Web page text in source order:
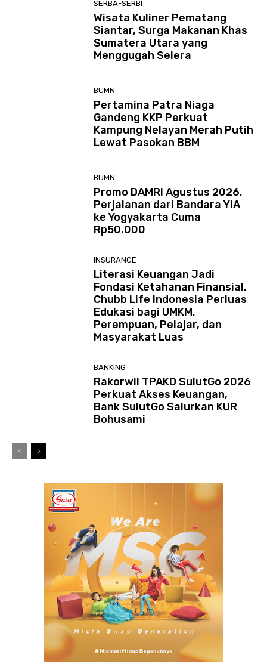
SERBA-SERBI
Wisata Kuliner Pematang
Siantar, Surga Makanan Khas
Sumatera Utara yang
Menggugah Selera
BUMN
Pertamina Patra Niaga
Gandeng KKP Perkuat
Kampung Nelayan Merah Putih
Lewat Pasokan BBM
BUMN
Promo DAMRI Agustus 2026,
Perjalanan dari Bandara YIA
ke Yogyakarta Cuma
Rp50.000
INSURANCE
Literasi Keuangan Jadi
Fondasi Ketahanan Finansial,
Chubb Life Indonesia Perluas
Edukasi bagi UMKM,
Perempuan, Pelajar, dan
Masyarakat Luas
BANKING
Rakorwil TPAKD SulutGo 2026
Perkuat Akses Keuangan,
Bank SulutGo Salurkan KUR
Bohusami